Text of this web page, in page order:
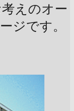
えのオー
ジです。